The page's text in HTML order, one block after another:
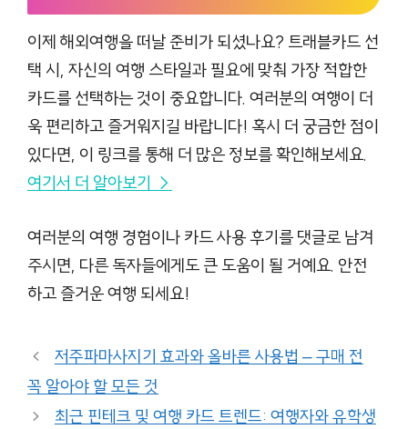
이제 해외여행을 떠날 준비가 되셨나요? 트래블카드 선
택 시, 자신의 여행 스타일과 필요에 맞춰 가장 적합한
카드를 선택하는 것이 중요합니다. 여러분의 여행이 더
욱 편리하고 즐거워지길 바랍니다! 혹시 더 궁금한 점이
있다면, 이 링크를 통해 더 많은 정보를 확인해보세요.
여기서 더 알아보기 →
여러분의 여행 경험이나 카드 사용 후기를 댓글로 남겨
주시면, 다른 독자들에게도 큰 도움이 될 거예요. 안전
하고 즐거운 여행 되세요!
저주파마사지기 효과와 올바른 사용법 – 구매 전
꼭 알아야 할 모든 것
최근 핀테크 및 여행 카드 트렌드: 여행자와 유학생